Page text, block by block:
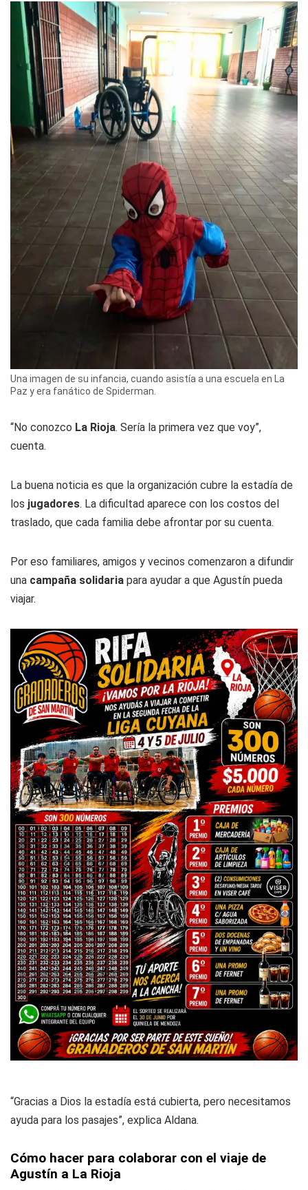
Una imagen de su infancia, cuando asistía a una escuela en La
Paz y era fanático de Spiderman.
“No conozco La Rioja. Sería la primera vez que voy”,
cuenta.
La buena noticia es que la organización cubre la estadía de
los jugadores. La dificultad aparece con los costos del
traslado, que cada familia debe afrontar por su cuenta.
Por eso familiares, amigos y vecinos comenzaron a difundir
una campaña solidaria para ayudar a que Agustín pueda
viajar.
“Gracias a Dios la estadía está cubierta, pero necesitamos
ayuda para los pasajes”, explica Aldana.
Cómo hacer para colaborar con el viaje de
Agustín a La Rioja